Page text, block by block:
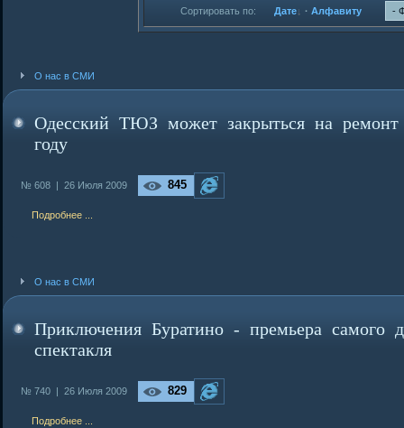
Сортировать по: Дате · Алфавиту
О нас в СМИ
Одесский ТЮЗ может закрыться на
году
№ 608 | 26 Июля 2009 845
Подробнее ...
О нас в СМИ
Приключения Буратино - премьера самого
спектакля
№ 740 | 26 Июля 2009 829
Подробнее ...